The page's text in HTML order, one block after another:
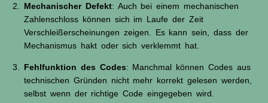
Mechanischer Defekt: Auch bei einem mechanischen
Zahlenschloss können sich im Laufe der Zeit
Verschleißerscheinungen zeigen. Es kann sein, dass der
Mechanismus hakt oder sich verklemmt hat.
Fehlfunktion des Codes: Manchmal können Codes aus
technischen Gründen nicht mehr korrekt gelesen werden,
selbst wenn der richtige Code eingegeben wird.